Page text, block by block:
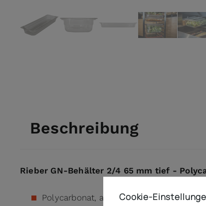
View larger imageView larger image
View larger
Beschreibung
Rieber GN-Behälter 2/4 65 mm tief -
Polycarbonat, absolut lebensmittelecht,
Cookie-